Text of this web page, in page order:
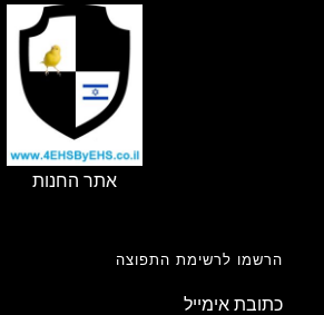
אתר החנות
לרשימת התפוצה
אימייל